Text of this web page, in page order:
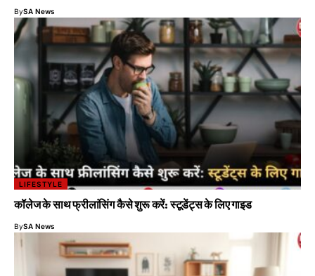
BySA News
LIFESTYLE
कॉलेज के साथ फ्रीलांसिंग कैसे शुरू करें: स्टूडेंट्स के लिए गाइड
BySA News